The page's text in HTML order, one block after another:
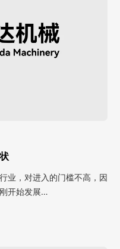
业，对进入的门槛不高，因
开始发展…